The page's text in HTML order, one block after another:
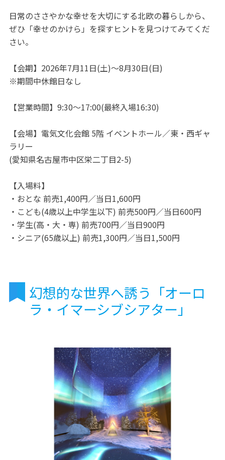
日常のささやかな幸せを大切にする北欧の暮らしから、
ぜひ「幸せのかけら」を探すヒントを見つけてみてくだ
さい。
【会期】2026年7月11日(土)～8月30日(日)
※期間中休館日なし
【営業時間】9:30～17:00(最終入場16:30)
【会場】電気文化会館 5階 イベントホール／東・西ギャ
ラリー
(愛知県名古屋市中区栄二丁目2-5)
【入場料】
・おとな 前売1,400円／当日1,600円
・こども(4歳以上中学生以下) 前売500円／当日600円
・学生(高・大・専) 前売700円／当日900円
・シニア(65歳以上) 前売1,300円／当日1,500円
幻想的な世界へ誘う「オーロ
ラ・イマーシブシアター」